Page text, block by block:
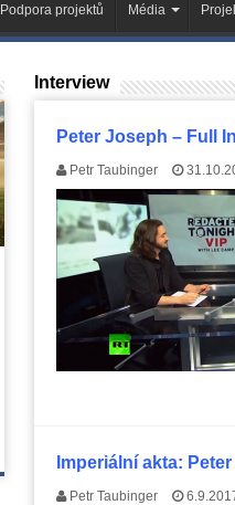
Podpora projektů Média
Interview
Peter Joseph – Full
Petr Taubinger
Imperiální akta:
Petr Taubinger